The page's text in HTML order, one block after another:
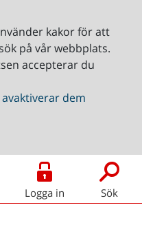
kakor för att
på vår webbplats.
accepterar du
dem
Logga in Sök